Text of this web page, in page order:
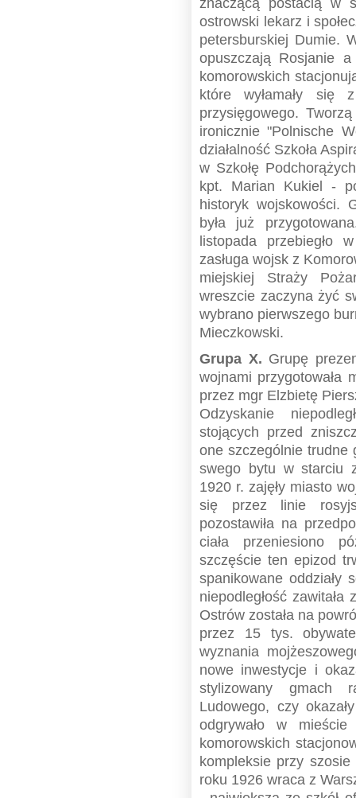
ostrowski lekarz i
petersburskiej Dumie.
opuszczają Rosjanie
komorowskich
które wyłamały się
przysięgowego.
ironicznie "Polnische
działalność Szkoła
w Szkołę
kpt. Marian Kukiel -
historyk wojskowości.
była już
listopada przebiegło
zasługa wojsk z
miejskiej Straży
wreszcie zaczyna żyć
wybrano pierwszego
Mieczkowski.
Grupa X. Grupę
wojnami przygotowała
przez mgr Elzbietę
Odzyskanie
stojących przed
one szczególnie trudne
swego bytu w starciu
1920 r. zajęły miasto
się przez linie
pozostawiła na
ciała przeniesiono
szczęście ten epizod
spanikowane oddziały
niepodległość
Ostrów została na
przez 15 tys.
wyznania
nowe inwestycje i
stylizowany gmach
Ludowego, czy
odgrywało w
komorowskich
kompleksie przy
roku 1926 wraca z